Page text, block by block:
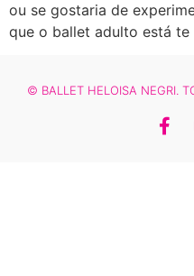
ou se gostaria de
que o ballet adulto está te
© BALLET HELOISA NEGRI.